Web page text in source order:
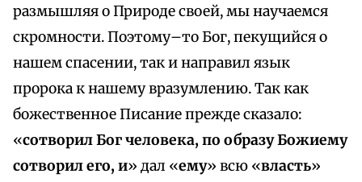
размышляя о Природе своей, мы научаемся
скромности. Поэтому–то Бог, пекущийся о
нашем спасении, так и направил язык
пророка к нашему вразумлению. Так как
божественное Писание прежде сказало:
«сотворил Бог человека, по образу Божиему
сотворил его, и» дал «ему» всю «власть»